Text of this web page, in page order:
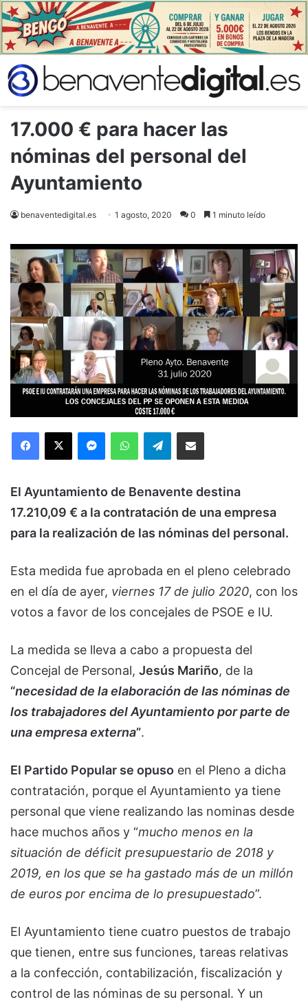
17.000 € para hacer las
nóminas del personal del
Ayuntamiento
benaventedigital.es 1 agosto, 2020 0 1 minuto leído
Facebook
X MessengerWhatsAppTelegramCompartir via Email
El Ayuntamiento de Benavente destina
17.210,09 € a la contratación de una empresa
para la realización de las nóminas del personal.
Esta medida fue aprobada en el pleno celebrado
en el día de ayer, viernes 17 de julio 2020, con los
votos a favor de los concejales de PSOE e IU.
La medida se lleva a cabo a propuesta del
Concejal de Personal, Jesús Mariño, de la
“necesidad de la elaboración de las nóminas de
los trabajadores del Ayuntamiento por parte de
una empresa externa”.
El Partido Popular se opuso en el Pleno a dicha
contratación, porque el Ayuntamiento ya tiene
personal que viene realizando las nominas desde
hace muchos años y “mucho menos en la
situación de déficit presupuestario de 2018 y
2019, en los que se ha gastado más de un millón
de euros por encima de lo presupuestado”.
El Ayuntamiento tiene cuatro puestos de trabajo
que tienen, entre sus funciones, tareas relativas
a la confección, contabilización, fiscalización y
control de las nóminas de su personal. Y un